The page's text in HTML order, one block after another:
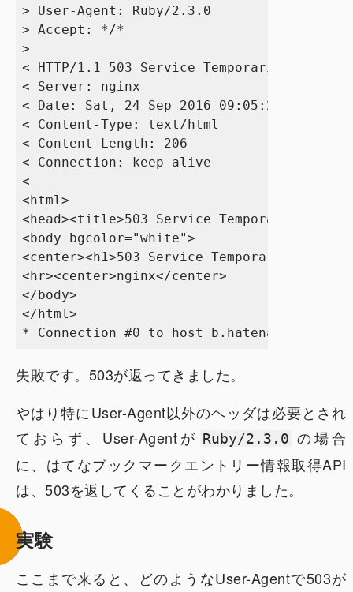
> User-Agent: Ruby/2.3.0
> Accept: */*
>
< HTTP/1.1 503 Service Temporarily
< Server: nginx
< Date: Sat, 24 Sep 2016 09:05:28 GMT
< Content-Type: text/html
< Content-Length: 206
< Connection: keep-alive
<
<html>
<head><title>503 Service Temporarily
<body bgcolor="white">
<center><h1>503 Service Temporarily
<hr><center>nginx</center>
</body>
</html>
失敗です。503が返ってきました。
やはり特にUser-Agent以外のヘッダは必要とされ
ておらず、User-Agentが Ruby/2.3.0 の場合
に、はてなブックマークエントリー情報取得API
は、503を返してくることがわかりました。
実験
ここまで来ると、どのようなUser-Agentで503が